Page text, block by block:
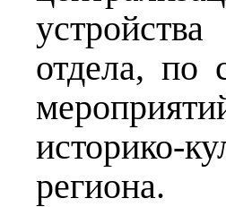
отдела, по
историко-
региона.